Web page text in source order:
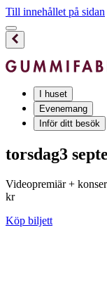
Till innehållet på sidan
I huset
Evenemang
Inför ditt besök
torsdag3
Videopremiär +
kr
Köp biljett